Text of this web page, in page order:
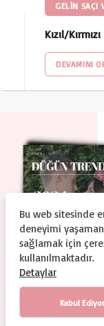
GELIN SAÇI
Kızıl/
DEVAMINI
GIZLILIK
©
Bu web sitesinde
deneyimi
sağlamak için
kullanılmaktadır.
Detaylar
Kabul